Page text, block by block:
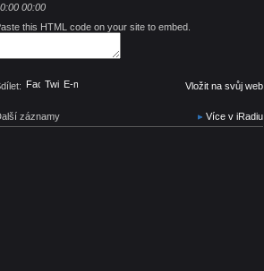
00:00
this HTML code on your site to embed.
Facebook
TwitterE-mail Vložit na svůj web
záznamy Více v iRadiu